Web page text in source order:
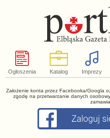
Ogłoszenia Katalog Imprezy
Założenie konta przez Facebooka/Googla
zgodę na przetwarzanie danych